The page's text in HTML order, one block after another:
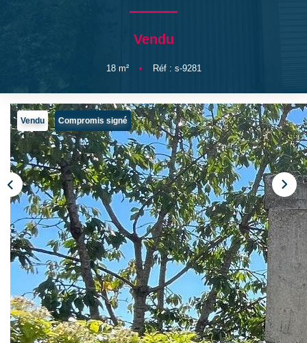
NOTRE AGENCE
Qui Sommes Nous
CONTACT
Vendu
18m² • Réf : s-9281
Vendu Compromis signé